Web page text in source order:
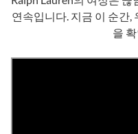
연속입니다. 지금 이 순간,
을